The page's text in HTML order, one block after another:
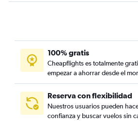
100% gratis
Cheapflights es totalmente
empezar a ahorrar desde el
Reserva con flexibilidad
Nuestros usuarios pueden
confianza y buscar vuelos sin